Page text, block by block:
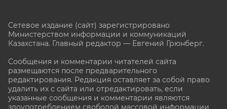
Сетевое издание (сайт) зарегистрировано
Министерством информации и коммуникаций
Казахстана. Главный редактор — Евгений Грюнберг.
Сообщения и комментарии читателей сайта
размещаются после предварительного
редактирования. Редакция оставляет за собой право
удалить их с сайта или отредактировать, если
указанные сообщения и комментарии являются
злоупотреблением свободой массовой информации